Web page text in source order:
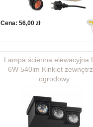
Cena: 56,00 zł
Lampa ścienna elewacyjna
6W 540lm Kinkiet
ogrodowy